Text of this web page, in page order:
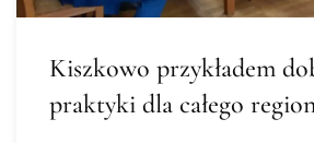
Kiszkowo przykładem
praktyki dla całego